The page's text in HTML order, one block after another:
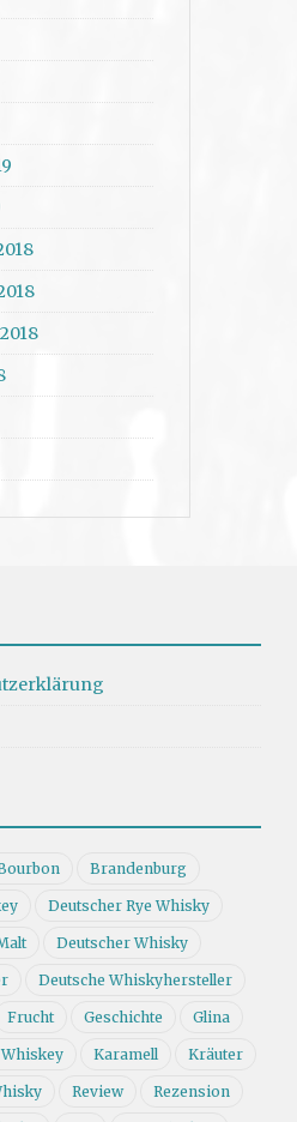
Brandenburg
Deutscher Rye Whisky
Deutscher Whisky
Deutsche Whiskyhersteller
Frucht Geschichte Glina
Karamell Kräuter
Review Rezension